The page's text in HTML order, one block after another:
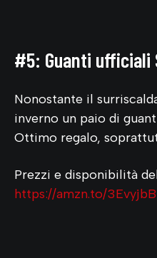
#5: Guanti ufficiali
Nonostante il
inverno un paio di
Ottimo regalo,
Prezzi e disponibilità
https://amzn.to/3EvyjbB